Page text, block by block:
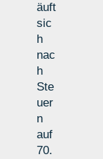
äuft
sic
h
nac
h
Ste
uer
n
auf
70.